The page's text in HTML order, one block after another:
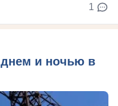
1
днем и ночью в